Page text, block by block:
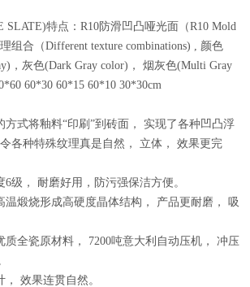
特点：R10防滑凹凸哑光面（R10 Mold
组合（Different texture combinations) , 颜色
，灰色(Dark Gray color)， 烟灰色(Multi Gray
60*30 60*15 60*10 30*30cm
式将釉料“印刷”到砖面， 实现了各种凹凸浮
各种特殊纹理真是自然， 立体， 效果更完
， 耐磨好用，防污强保洁方便。
煅烧形成高硬度晶体结构， 产品更耐磨， 吸
全瓷原材料， 7200吨意大利自动压机， 冲压
效果连贯自然。